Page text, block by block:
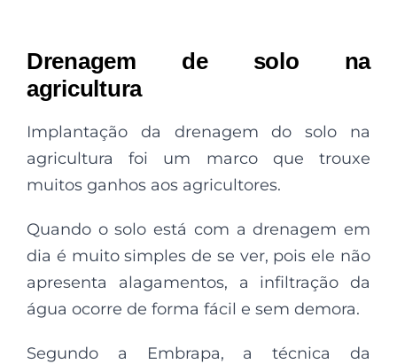
Drenagem de solo na
agricultura
Implantação da drenagem do solo na
agricultura foi um marco que trouxe
muitos ganhos aos agricultores.
Quando o solo está com a drenagem em
dia é muito simples de se ver, pois ele não
apresenta alagamentos, a infiltração da
água ocorre de forma fácil e sem demora.
Segundo a Embrapa, a técnica da